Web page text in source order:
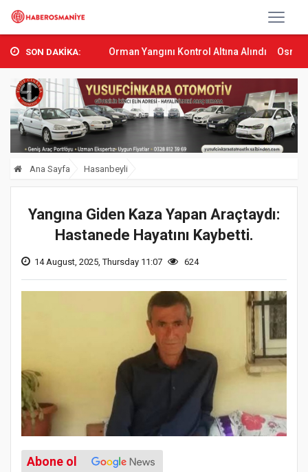
SON DAKİKA:
Sumbas’ta Orman Yangını Kontrol Altına Alındı Osmaniye’de Tren
Ana Sayfa Hasanbeyli
Yangına Giden Kaza Yapan Araçtaydı:
Hastanede Hayatını Kaybetti.
14 August, 2025, Thursday 11:07 624
Abone ol